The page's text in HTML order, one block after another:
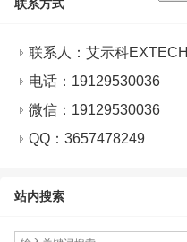
联系方式
联系人：艾示科EXTECH
电话：19129530036
微信： 19129530036
QQ： 3657478249
站内搜索